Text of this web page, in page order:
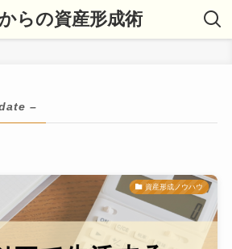
らの資産形成術
–
資産形成ノウハウ